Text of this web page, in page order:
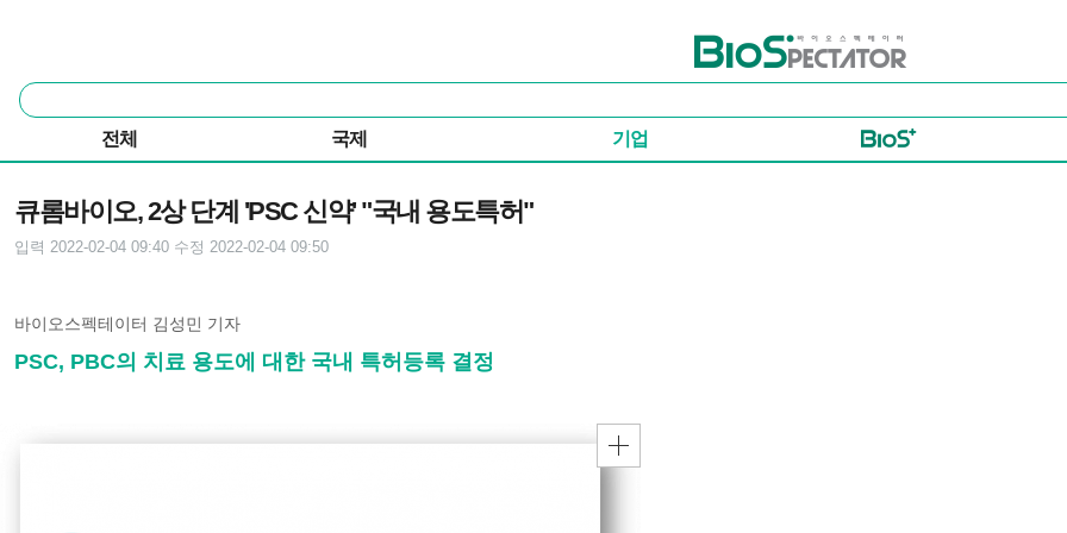
바이오스펙테이터
통
합
색
전체 국제 기업
큐롬바이오, 2상 단계 'PSC 신약' "국내 용도특허"
입력 2022-02-04 09:40 수정 2022-02-04 09:50
바이오스펙테이터 김성민 기자
PSC, PBC의 치료 용도에 대한 국내 특허등록 결정